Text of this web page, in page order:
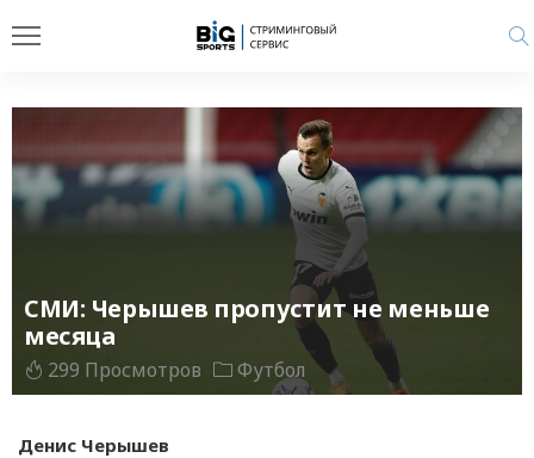
СМИ: Черышев пропустит не меньше
месяца
299 Просмотров Футбол
Денис Черышев